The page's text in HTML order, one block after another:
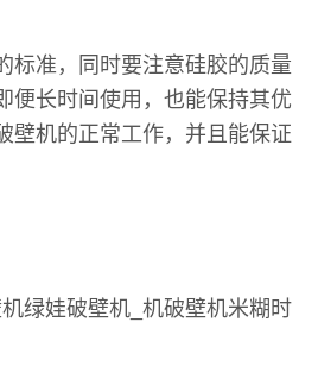
标准，同时要注意硅胶的质量
便长时间使用，也能保持其优
壁机的正常工作，并且能保证